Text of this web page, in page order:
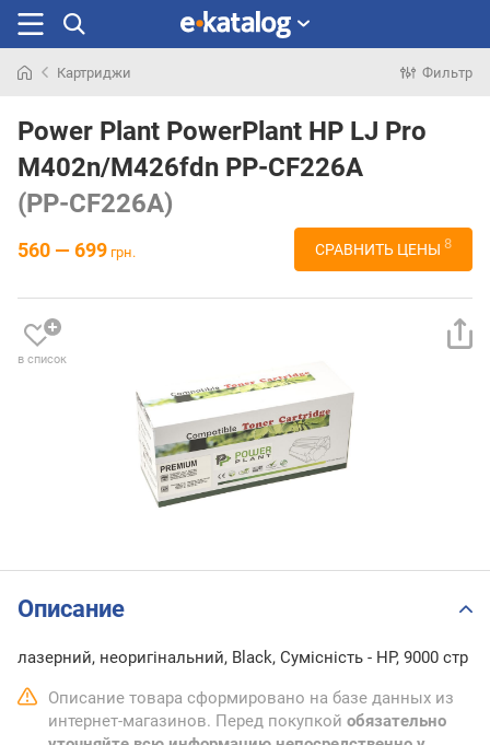
раньше
Картриджи Фильтр
Power Plant PowerPlant HP LJ Pro
M402n/M426fdn PP-CF226A
(PP-CF226A)
560 — 699 грн. СРАВНИТЬ ЦЕНЫ 8
в список
Описание
лазерний, неоригінальний, Black, Сумісність - HP, 9000 стр
Описание товара сформировано на базе данных из
интернет-магазинов. Перед покупкой обязательно